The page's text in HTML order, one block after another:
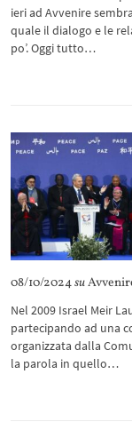
ieri ad Avvenire
quale il dialogo e le
po’. Oggi tutto…
08/10/2024su
Nel 2009 Israel Meir
partecipando ad una
organizzata dalla
la parola in quello…